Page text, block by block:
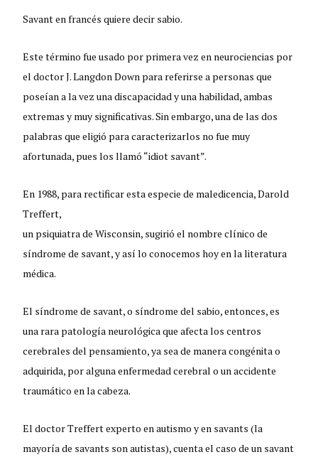
Savant en francés quiere decir sabio.
Este término fue usado por primera vez en neurociencias por
el doctor J. Langdon Down para referirse a personas que
poseían a la vez una discapacidad y una habilidad, ambas
extremas y muy significativas. Sin embargo, una de las dos
palabras que eligió para caracterizarlos no fue muy
afortunada, pues los llamó “idiot savant”.
En 1988, para rectificar esta especie de maledicencia, Darold
Treffert,
un psiquiatra de Wisconsin, sugirió el nombre clínico de
síndrome de savant, y así lo conocemos hoy en la literatura
médica.
El síndrome de savant, o síndrome del sabio, entonces, es
una rara patología neurológica que afecta los centros
cerebrales del pensamiento, ya sea de manera congénita o
adquirida, por alguna enfermedad cerebral o un accidente
traumático en la cabeza.
El doctor Treffert experto en autismo y en savants (la
mayoría de savants son autistas), cuenta el caso de un savant